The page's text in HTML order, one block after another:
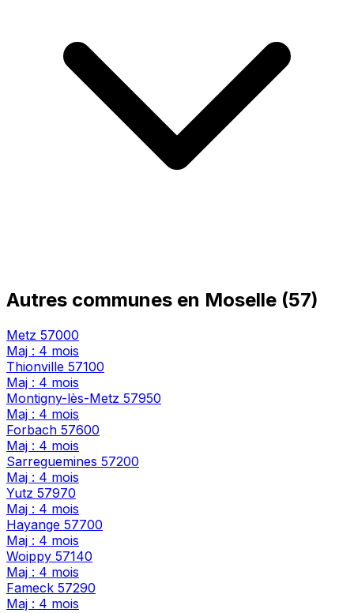
Autres communes en Moselle (57)
Metz 57000
Maj : 4 mois
Thionville 57100
Maj : 4 mois
Montigny-lès-Metz 57950
Maj : 4 mois
Forbach 57600
Maj : 4 mois
Sarreguemines 57200
Maj : 4 mois
Yutz 57970
Maj : 4 mois
Hayange 57700
Maj : 4 mois
Woippy 57140
Maj : 4 mois
Fameck 57290
Maj : 4 mois